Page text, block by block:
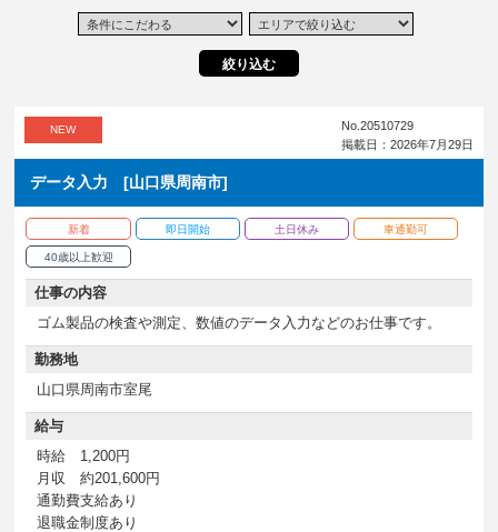
NEW
No.20510729
掲載日：2026年7月29日
データ入力 [山口県周南市]
新着 即日開始 土日休み 車通勤可
40歳以上歓迎
仕事の内容
ゴム製品の検査や測定、数値のデータ入力などのお仕事です。
勤務地
山口県周南市室尾
給与
時給 1,200円
月収 約201,600円
通勤費支給あり
退職金制度あり